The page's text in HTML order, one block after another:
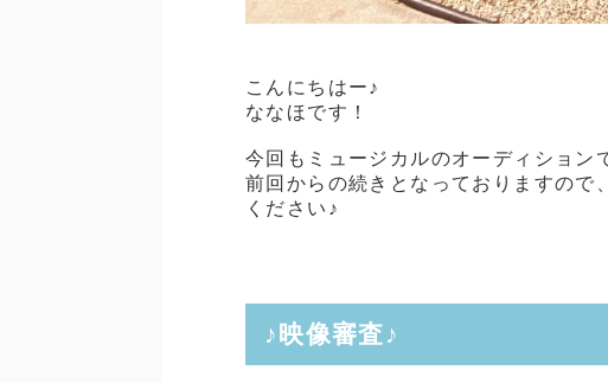
こんにちはー♪
ななほです！
今回もミュージカルのオーディション
前回からの続きとなっておりますので
ください♪
♪映像審査♪